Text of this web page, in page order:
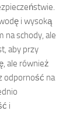
i wysoką
na schody, ale
aby przy
ale również
odporność na
i